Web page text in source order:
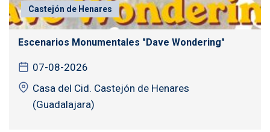
Castejón de Henares
Escenarios Monumentales "Dave Wondering"
07-08-2026
Casa del Cid. Castejón de Henares
(Guadalajara)